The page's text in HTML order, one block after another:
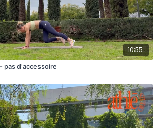
10:55
pas d'accessoire